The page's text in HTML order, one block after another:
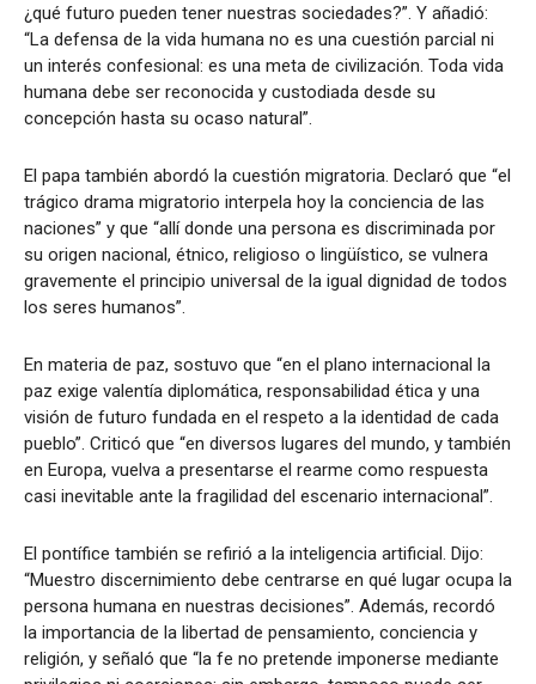
¿qué futuro pueden tener nuestras sociedades?”. Y añadió:
“La defensa de la vida humana no es una cuestión parcial ni
un interés confesional: es una meta de civilización. Toda vida
humana debe ser reconocida y custodiada desde su
concepción hasta su ocaso natural”.
El papa también abordó la cuestión migratoria. Declaró que “el
trágico drama migratorio interpela hoy la conciencia de las
naciones” y que “allí donde una persona es discriminada por
su origen nacional, étnico, religioso o lingüístico, se vulnera
gravemente el principio universal de la igual dignidad de todos
los seres humanos”.
En materia de paz, sostuvo que “en el plano internacional la
paz exige valentía diplomática, responsabilidad ética y una
visión de futuro fundada en el respeto a la identidad de cada
pueblo”. Criticó que “en diversos lugares del mundo, y también
en Europa, vuelva a presentarse el rearme como respuesta
casi inevitable ante la fragilidad del escenario internacional”.
El pontífice también se refirió a la inteligencia artificial. Dijo:
“Muestro discernimiento debe centrarse en qué lugar ocupa la
persona humana en nuestras decisiones”. Además, recordó
la importancia de la libertad de pensamiento, conciencia y
religión, y señaló que “la fe no pretende imponerse mediante